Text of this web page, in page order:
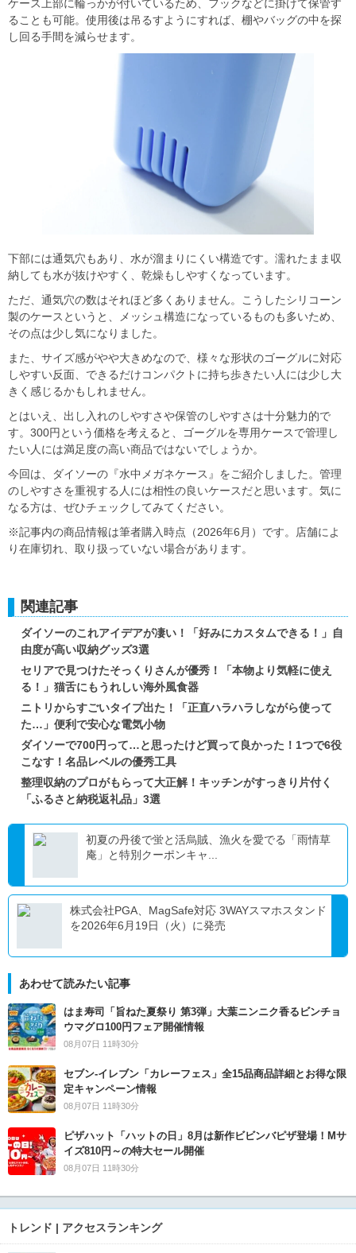
ケース上部に輪っかが付いているため、フックなどに掛けて保管す
ることも可能。使用後は吊るすようにすれば、棚やバッグの中を探
し回る手間を減らせます。
下部には通気穴もあり、水が溜まりにくい構造です。濡れたまま収
納しても水が抜けやすく、乾燥もしやすくなっています。
ただ、通気穴の数はそれほど多くありません。こうしたシリコーン
製のケースというと、メッシュ構造になっているものも多いため、
その点は少し気になりました。
また、サイズ感がやや大きめなので、様々な形状のゴーグルに対応
しやすい反面、できるだけコンパクトに持ち歩きたい人には少し大
きく感じるかもしれません。
とはいえ、出し入れのしやすさや保管のしやすさは十分魅力的で
す。300円という価格を考えると、ゴーグルを専用ケースで管理し
たい人には満足度の高い商品ではないでしょうか。
今回は、ダイソーの『水中メガネケース』をご紹介しました。管理
のしやすさを重視する人には相性の良いケースだと思います。気に
なる方は、ぜひチェックしてみてください。
※記事内の商品情報は筆者購入時点（2026年6月）です。店舗によ
り在庫切れ、取り扱っていない場合があります。
関連記事
ダイソーのこれアイデアが凄い！「好みにカスタムできる！」自
由度が高い収納グッズ3選
セリアで見つけたそっくりさんが優秀！「本物より気軽に使え
る！」猫舌にもうれしい海外風食器
ニトリからすごいタイプ出た！「正直ハラハラしながら使って
た…」便利で安心な電気小物
ダイソーで700円って…と思ったけど買って良かった！1つで6役
こなす！名品レベルの優秀工具
整理収納のプロがもらって大正解！キッチンがすっきり片付く
「ふるさと納税返礼品」3選
初夏の丹後で蛍と活烏賊、漁火を愛でる「雨情草
庵」と特別クーポンキャ...
株式会社PGA、MagSafe対応 3WAYスマホスタンド
を2026年6月19日（火）に発売
あわせて読みたい記事
はま寿司「旨ねた夏祭り 第3弾」大葉ニンニク香るビンチョ
ウマグロ100円フェア開催情報
08月07日 11時30分
セブン‐イレブン「カレーフェス」全15品商品詳細とお得な限
定キャンペーン情報
08月07日 11時30分
ピザハット「ハットの日」8月は新作ビビンバピザ登場！Mサ
イズ810円～の特大セール開催
08月07日 11時30分
トレンド | アクセスランキング